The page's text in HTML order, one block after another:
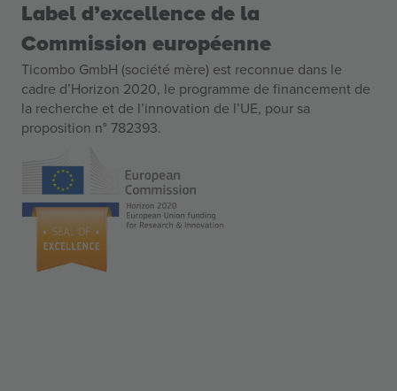
Label d’excellence de la
Commission européenne
Ticombo GmbH (société mère) est reconnue dans le
cadre d’Horizon 2020, le programme de financement de
la recherche et de l’innovation de l’UE, pour sa
proposition n° 782393.